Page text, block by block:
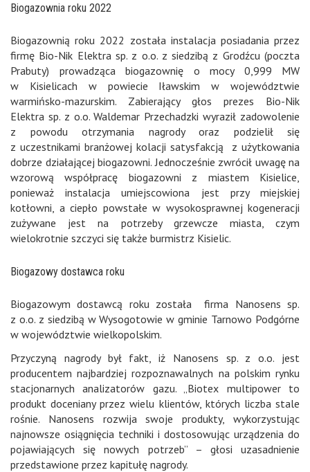
Biogazownia roku 2022
Biogazownią roku 2022 została instalacja posiadania przez
firmę Bio-Nik Elektra sp. z o.o. z siedzibą z Grodźcu (poczta
Prabuty) prowadząca biogazownię o mocy 0,999 MW
w Kisielicach w powiecie Iławskim w województwie
warmińsko-mazurskim. Zabierający głos prezes Bio-Nik
Elektra sp. z o.o. Waldemar Przechadzki wyraził zadowolenie
z powodu otrzymania nagrody oraz podzielił się
z uczestnikami branżowej kolacji satysfakcją z użytkowania
dobrze działającej biogazowni. Jednocześnie zwrócił uwagę na
wzorową współpracę biogazowni z miastem Kisielice,
ponieważ instalacja umiejscowiona jest przy miejskiej
kotłowni, a ciepło powstałe w wysokosprawnej kogeneracji
zużywane jest na potrzeby grzewcze miasta, czym
wielokrotnie szczyci się także burmistrz Kisielic.
Biogazowy dostawca roku
Biogazowym dostawcą roku została firma Nanosens sp.
z o.o. z siedzibą w Wysogotowie w gminie Tarnowo Podgórne
w województwie wielkopolskim.
Przyczyną nagrody był fakt, iż Nanosens sp. z o.o. jest
producentem najbardziej rozpoznawalnych na polskim rynku
stacjonarnych analizatorów gazu. „Biotex multipower to
produkt doceniany przez wielu klientów, których liczba stale
rośnie. Nanosens rozwija swoje produkty, wykorzystując
najnowsze osiągnięcia techniki i dostosowując urządzenia do
pojawiających się nowych potrzeb” – głosi uzasadnienie
przedstawione przez kapitułę nagrody.